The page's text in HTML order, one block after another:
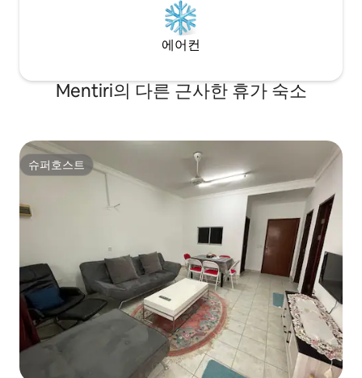
에어컨
Mentiri의 다른 근사한 휴가 숙소
슈퍼호스트
슈퍼호스트